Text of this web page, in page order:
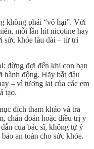
không phải “vô hại”. Với
mỗi lần hít nicotine hay
sức khỏe lâu dài – từ trí
đừng đợi đến khi con bạn
hành động. Hãy bắt đầu
– vì tương lai của các em
tạo.
đích tham khảo và tra
chẩn đoán hoặc điều trị y
của bác sĩ, không tự ý
an toàn cho sức khỏe.